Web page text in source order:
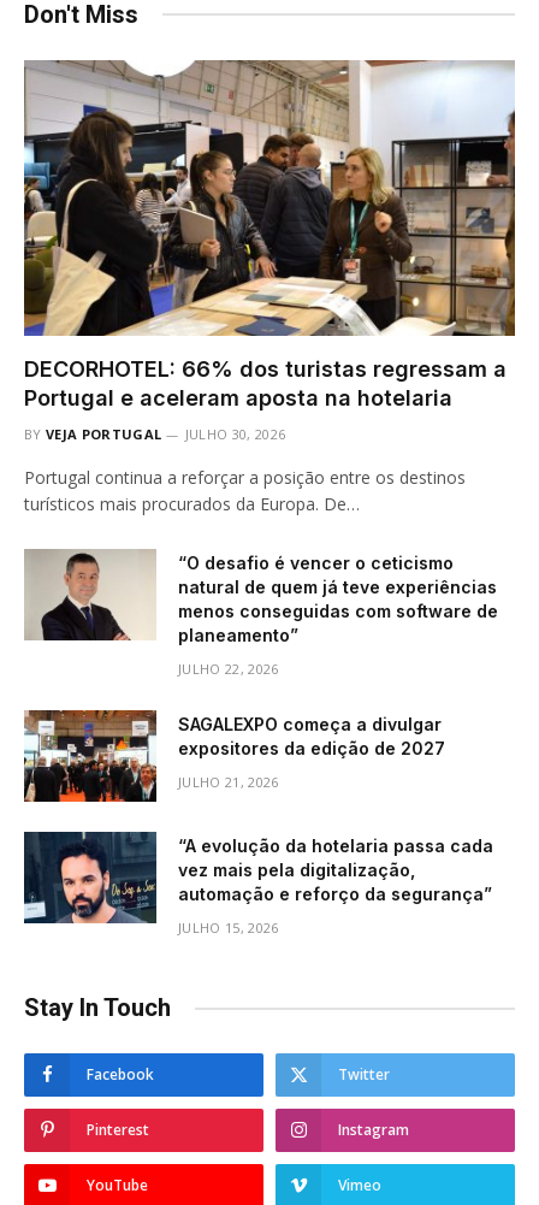
Don't Miss
DECORHOTEL: 66% dos turistas regressam a
Portugal e aceleram aposta na hotelaria
BY VEJA PORTUGAL JULHO 30, 2026
Portugal continua a reforçar a posição entre os destinos
turísticos mais procurados da Europa. De…
“O desafio é vencer o ceticismo
natural de quem já teve experiências
menos conseguidas com software de
planeamento”
JULHO 22, 2026
SAGALEXPO começa a divulgar
expositores da edição de 2027
JULHO 21, 2026
“A evolução da hotelaria passa cada
vez mais pela digitalização,
automação e reforço da segurança”
JULHO 15, 2026
Stay In Touch
Facebook Twitter
Pinterest Instagram
YouTube Vimeo